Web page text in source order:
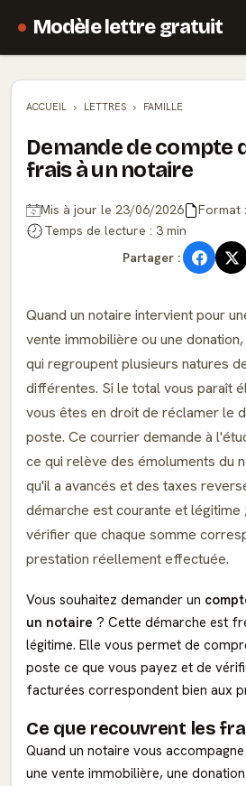
Modèle lettre gratuit
ACCUEIL LETTRES FAMILLE
Demande de compte
frais à un notaire
Mis à jour le 23/06/2026
Format
Temps de lecture : 3 min
Partager :
Quand un notaire intervient pour
vente immobilière ou une
qui regroupent plusieurs natures
différentes. Si le total vous paraît
vous êtes en droit de réclamer le
poste. Ce courrier demande à
ce qui relève des émoluments du
qu'il a avancés et des taxes
démarche est courante et
vérifier que chaque somme
prestation réellement effectuée.
Vous souhaitez demander un
un notaire ? Cette démarche est
légitime. Elle vous permet de
poste ce que vous payez et de
facturées correspondent bien aux
Ce que recouvrent les
Quand un notaire vous
une vente immobilière, une